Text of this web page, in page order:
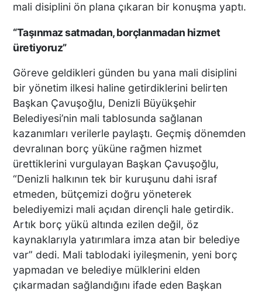
mali disiplini ön plana çıkaran bir konuşma yaptı.
“Taşınmaz satmadan, borçlanmadan hizmet
üretiyoruz”
Göreve geldikleri günden bu yana mali disiplini
bir yönetim ilkesi haline getirdiklerini belirten
Başkan Çavuşoğlu, Denizli Büyükşehir
Belediyesi’nin mali tablosunda sağlanan
kazanımları verilerle paylaştı. Geçmiş dönemden
devralınan borç yüküne rağmen hizmet
ürettiklerini vurgulayan Başkan Çavuşoğlu,
“Denizli halkının tek bir kuruşunu dahi israf
etmeden, bütçemizi doğru yöneterek
belediyemizi mali açıdan dirençli hale getirdik.
Artık borç yükü altında ezilen değil, öz
kaynaklarıyla yatırımlara imza atan bir belediye
var” dedi. Mali tablodaki iyileşmenin, yeni borç
yapmadan ve belediye mülklerini elden
çıkarmadan sağlandığını ifade eden Başkan